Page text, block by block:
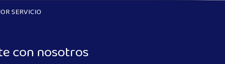
SERVICIO
con nosotros